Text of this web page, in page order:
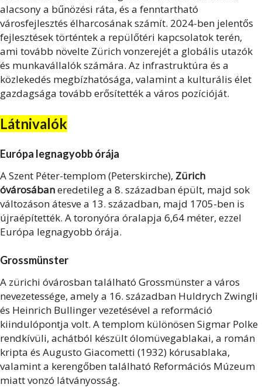
alacsony a bűnözési ráta, és a fenntartható
városfejlesztés élharcosának számít. 2024-ben jelentős
fejlesztések történtek a repülőtéri kapcsolatok terén,
ami tovább növelte Zürich vonzerejét a globális utazók
és munkavállalók számára. Az infrastruktúra és a
közlekedés megbízhatósága, valamint a kulturális élet
gazdagsága tovább erősítették a város pozícióját.
Látnivalók
Európa legnagyobb órája
A Szent Péter-templom (Peterskirche), Zürich
óvárosábaneredetileg a 8. században épült, majd sok
változáson átesve a 13. században, majd 1705-ben is
újraépítették. A toronyóra óralapja 6,64 méter, ezzel
Európa legnagyobb órája.
Grossmünster
A zürichi óvárosban található Grossmünster a város
nevezetessége, amely a 16. században Huldrych Zwingli
és Heinrich Bullinger vezetésével a reformáció
kiindulópontja volt. A templom különösen Sigmar Polke
rendkívüli, achátból készült ólomüvegablakai, a román
kripta és Augusto Giacometti (1932) kórusablaka,
valamint a kerengőben található Reformációs Múzeum
miatt vonzó látványosság.